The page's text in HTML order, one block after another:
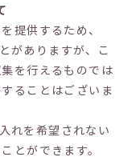
提供するため、
がありますが、こ
を行えるものでは
ることはございま
れを希望されない
とができます。